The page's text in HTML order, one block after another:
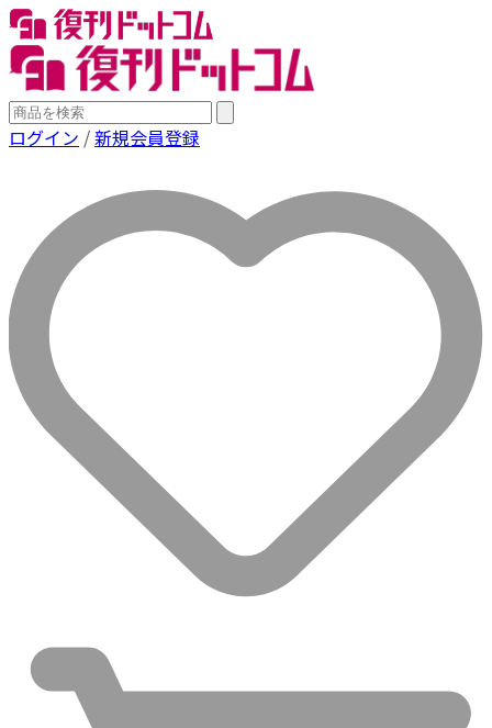
ログイン /新規会員登録